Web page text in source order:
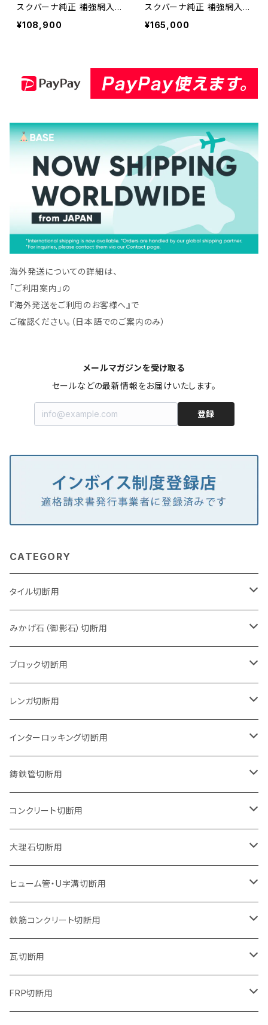
スクバーナ純正 補強網入り
切断砥石 14インチ 非金属
用 GC-355 硬質コンクリー
¥108,900
スクバーナ純正 補強網入り
切断砥石 14インチ 非金属
用 GC-355 硬質コンクリー
¥165,000
海外発送についての詳細は、
「ご利用案内」の
『海外発送をご利用のお客様へ』で
ご確認ください。（日本語でのご案内のみ）
メールマガジンを受け取る
セールなどの最新情報をお届けいたします。
登録
CATEGORY
タイル切断用
105mm（4インチ）
125mm（5インチ）
グラインダー取付用
石井超硬電動切断機 取付用
みかげ石（御影石）切断用
105mm（4インチ）
セグメントタイプ
セグメントタイプ（ビス穴付き
125mm（5インチ）
セグメントタイプ
セグメントタイプ（ビス穴付き
150mm（6インチ）
セグメントタイプ
180mm（7インチ）
セグメントタイプ
205mm（8インチ）
セグメントタイプ
230mm（9インチ）
セグメントタイプ
305mm（12インチ）
セグメント
セグメント（特殊凸凹加工チップ）
355mm（14インチ）
セグメント
セグメント（特殊凸凹加工チップ）
405mm（16インチ）
セグメントタイプ
ブロック切断用
105mm（4インチ）
セグメントタイプ
ウェーブタイプ
125mm（5インチ）
セグメントタイプ
ウェーブタイプ
150mm（6インチ）
セグメントタイプ
ウェーブタイプ
180mm（7インチ）
セグメントタイプ
ウェーブタイプ
205mm（8インチ）
セグメントタイプ
ウェーブタイプ
230mm（9インチ）
セグメントタイプ
ウェーブタイプ
255mm（10インチ）
セグメントタイプ
305mm（12インチ）
セグメント
355mm（14インチ）
レンガ切断用
105mm（4インチ）
セグメントタイプ
ウェーブタイプ
125mm（5インチ）
セグメントタイプ
ウェーブタイプ
150mm（6インチ）
セグメントタイプ
ウェーブタイプ
180mm（7インチ）
セグメントタイプ
ウェーブタイプ
205mm（8インチ）
セグメントタイプ
ウェーブタイプ
230mm（9インチ）
セグメントタイプ
ウェーブタイプ
255mm（10インチ）
セグメントタイプ
305mm（12インチ）
インターロッキング切断用
105mm（4インチ）
セグメントタイプ
セグメントタイプ（ビス穴付き
125mm（5インチ）
セグメントタイプ
セグメントタイプ（ビス穴付き
150mm（6インチ）
セグメントタイプ
180mm（7インチ）
セグメントタイプ
205mm（8インチ）
セグメントタイプ
230mm（9インチ）
セグメントタイプ
255mm（10インチ）
鋳鉄管切断用
105mm（4インチ）
セグメントタイプ
セグメントタイプ（ビス穴付き
125mm（5インチ）
セグメントタイプ
セグメントタイプ（ビス穴付き
150mm（6インチ）
セグメントタイプ
180mm（7インチ）
セグメントタイプ
205mm（8インチ）
セグメントタイプ
230mm（9インチ）
コンクリート切断用
105mm（4インチ）
セグメントタイプ
ウェーブタイプ
125mm（5インチ）
セグメントタイプ
ウェーブタイプ
150mm（6インチ）
セグメントタイプ
ウェーブタイプ
180mm（7インチ）
セグメントタイプ
205mm（8インチ）
大理石切断用
125mm（5インチ）
ヒューム管・U字溝切断用
105mm（4インチ）
セグメントタイプ
125mm（5インチ）
セグメントタイプ
150mm（6インチ）
鉄筋コンクリート切断用
305mm（12インチ）
セグメントタイプ
355mm（14インチ）
瓦切断用
105mm（4インチ）
FRP切断用